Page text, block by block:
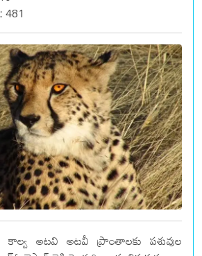
481
అటవి అటవీ ప్రాంతాలకు పశువుల